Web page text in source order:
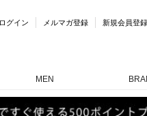
ログイン メルマガ登録 新規会員登録
MEN